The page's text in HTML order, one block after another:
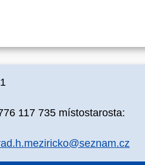
117 735 místostarosta: